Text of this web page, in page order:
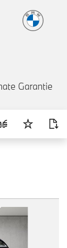
Garantie